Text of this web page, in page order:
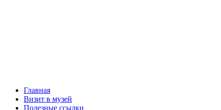
Главная
Визит в музей
Полезные ссылки